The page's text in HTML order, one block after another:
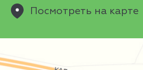
Посмотреть на карте